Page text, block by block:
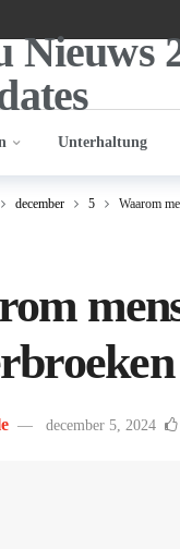
Unterhaltung
december 5 Waarom
december 5, 2024